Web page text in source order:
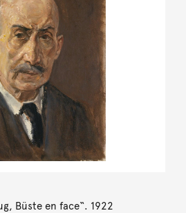
Büste en face“. 1922